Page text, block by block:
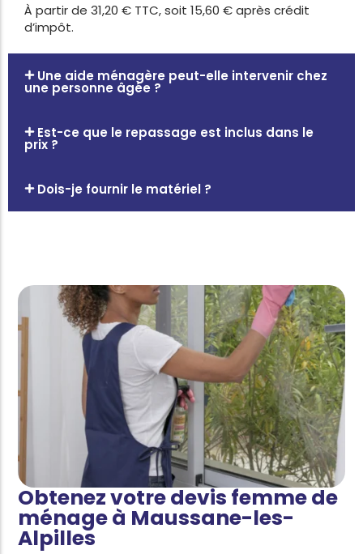
À partir de 31,20 € TTC, soit 15,60 € après crédit
d’impôt.
Une aide ménagère peut-elle intervenir chez
une personne âgée ?
Est-ce que le repassage est inclus dans le
prix ?
Dois-je fournir le matériel ?
Obtenez votre devis femme de
ménage à Maussane-les-
Alpilles